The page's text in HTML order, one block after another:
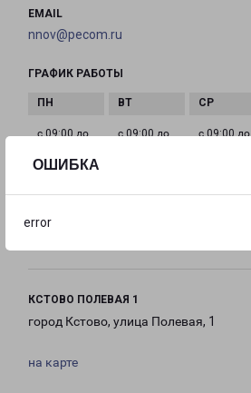
ОШИБКА
error
EMAIL
nnov@pecom.ru
ГРАФИК РАБОТЫ
с 09:00 до
с 09:00 до
с 09:00 до
КСТОВО ПОЛЕВАЯ 1
город Кстово, улица Полевая, 1
на карте